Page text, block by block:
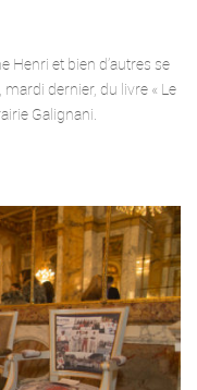
Henri et bien d’autres se
dernier, du livre « Le
Galignani.